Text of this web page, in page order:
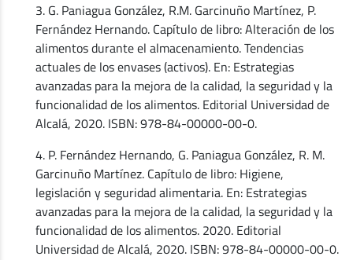
3. G. Paniagua González, R.M. Garcinuño Martínez, P.
Fernández Hernando. Capítulo de libro: Alteración de los
alimentos durante el almacenamiento. Tendencias
actuales de los envases (activos). En: Estrategias
avanzadas para la mejora de la calidad, la seguridad y la
funcionalidad de los alimentos. Editorial Universidad de
Alcalá, 2020. ISBN: 978-84-00000-00-0.
4. P. Fernández Hernando, G. Paniagua González, R. M.
Garcinuño Martínez. Capítulo de libro: Higiene,
legislación y seguridad alimentaria. En: Estrategias
avanzadas para la mejora de la calidad, la seguridad y la
funcionalidad de los alimentos. 2020. Editorial
Universidad de Alcalá, 2020. ISBN: 978-84-00000-00-0.